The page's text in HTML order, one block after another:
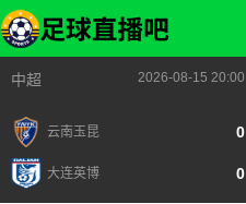
中超 2026-08-15 20:00
云南玉昆 0
大连英博 0